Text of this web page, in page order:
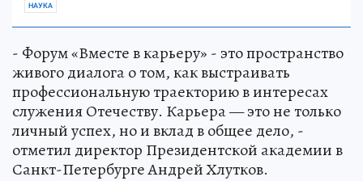
НАУКА
- Форум «Вместе в карьеру» - это пространство
живого диалога о том, как выстраивать
профессиональную траекторию в интересах
служения Отечеству. Карьера — это не только
личный успех, но и вклад в общее дело, -
отметил директор Президентской академии в
Санкт-Петербурге Андрей Хлутков.